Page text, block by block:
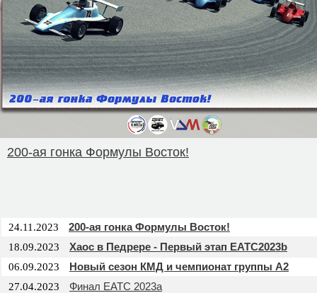
200-ая гонка Формулы Восток!
24.11.2023 200-ая гонка Формулы Восток!
18.09.2023 Хаос в Педрере - Первый этап EATC2023b
06.09.2023 Новый сезон КМД и чемпионат группы А2
27.04.2023 Финал EATC 2023a